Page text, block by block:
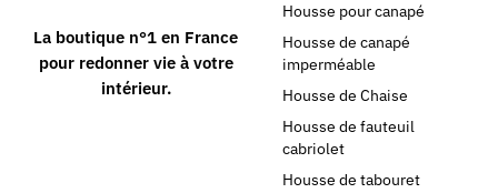
La boutique n°1 en France
pour redonner vie à votre
intérieur.
Housse pour canapé
Housse de canapé
imperméable
Housse de Chaise
Housse de fauteuil
cabriolet
Housse de tabouret